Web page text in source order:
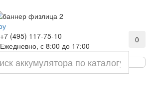
+7 (495) 117-75-10
Ежедневно, с 8:00 до 17:00
0